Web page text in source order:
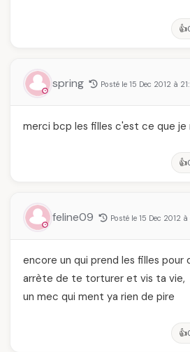
👍
spring Posté le 15 Dec 2012 à
merci bcp les filles c'est ce que je
👍
feline09 Posté le 15 Dec 2012 à
encore un qui prend les filles pour
arrète de te torturer et vis ta vie,
un mec qui ment ya rien de pire
👍